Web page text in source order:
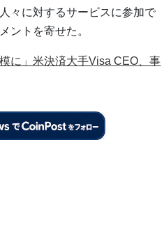
々に対するサービスに参加で
ントを寄せた。
に」米決済大手Visa CEO、事